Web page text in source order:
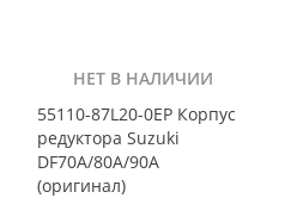
НЕТ В НАЛИЧИИ
55110-87L20-0EP Корпус
редуктора Suzuki
DF70A/80A/90A
(оригинал)